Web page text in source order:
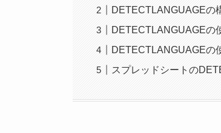
DETECTLANGUAGEの
DETECTLANGUAGEの
DETECTLANGUAGEの
スプレッドシートの